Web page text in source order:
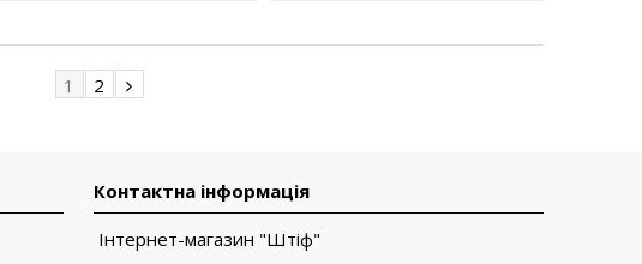
1 2
Контактна інформація
Інтернет-магазин "Штіф"